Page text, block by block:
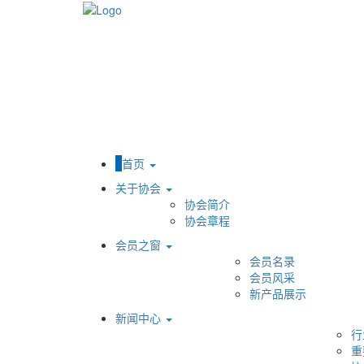
首页
关于协会
协会简介
协会章程
会员之窗
会员名录
会员风采
新产品展示
新闻中心